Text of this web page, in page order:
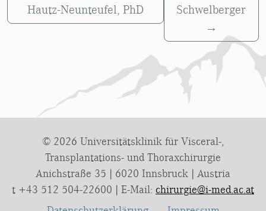
Hautz-Neunteufel, PhD
Schwelberger
→
© 2026 Universitätsklinik für Visceral-,
Transplantations- und Thoraxchirurgie
Anichstraße 35 | 6020 Innsbruck | Austria
t +43 512 504-22600 | E-Mail: chirurgie@i-med.ac.at